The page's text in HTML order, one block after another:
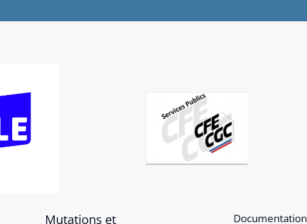
Mutations et Documentation